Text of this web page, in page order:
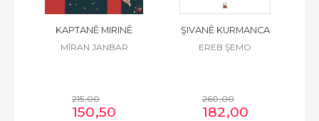
KAPTANÊ MIRINÊ
MÎRAN JANBAR
215,00
150,50
ŞIVANÊ KURMANCA
EREB ŞEMO
260,00
182,00